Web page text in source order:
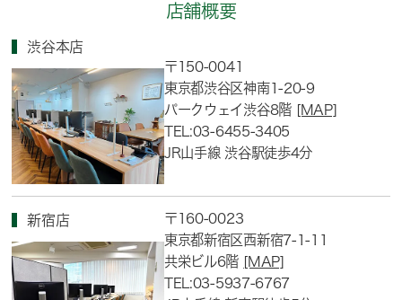
店舗概要
渋谷本店
〒150-0041
東京都渋谷区神南1-20-9
パークウェイ渋谷8階 [MAP]
TEL:03-6455-3405
JR山手線 渋谷駅徒歩4分
新宿店
〒160-0023
東京都新宿区西新宿7-1-11
共栄ビル6階 [MAP]
TEL:03-5937-6767